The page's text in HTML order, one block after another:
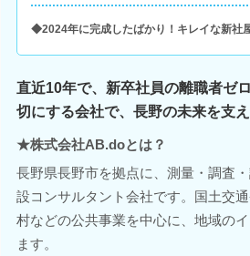
◆2024年に完成したばかり！キレイな新社
直近10年で、新卒社員の離職者ゼ
切にする会社で、長野の未来を支
★株式会社AB.doとは？
長野県長野市を拠点に、測量・調査
設コンサルタント会社です。国土交
村などの公共事業を中心に、地域の
ます。